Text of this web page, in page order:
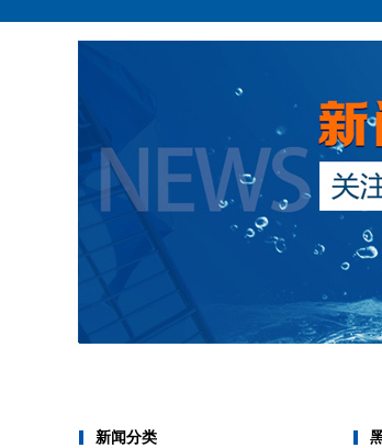
工业废水处理
电镀废水处理
表面处理废水处理
光伏废水处理
线路板废水处理
机械加工废水处理
锂电池废水处理
新闻分类